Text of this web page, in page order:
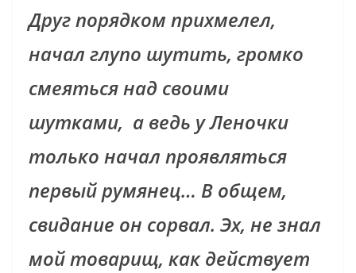
Друг порядком прихмелел,
начал глупо шутить, громко
смеяться над своими
шутками, а ведь у Леночки
только начал проявляться
первый румянец… В общем,
свидание он сорвал. Эх, не знал
мой товарищ, как действует